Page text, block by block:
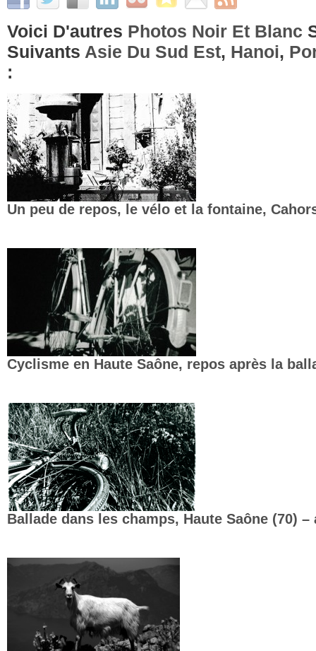
Voici D'autres Photos Noir Et Blanc
Suivants Asie Du Sud Est, Hanoi,
:
Un peu de repos, le vélo et la fontaine,
Cyclisme en Haute Saône, repos après la
Ballade dans les champs, Haute Saône (70) –